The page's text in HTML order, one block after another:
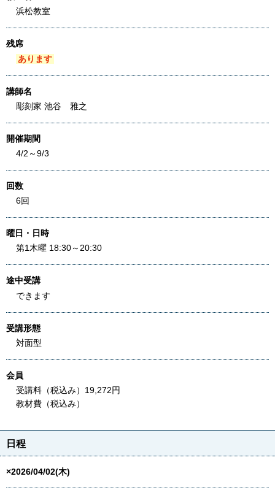
浜松教室
残席
あります
講師名
彫刻家 池谷 雅之
開催期間
4/2～9/3
回数
6回
曜日・日時
第1木曜 18:30～20:30
途中受講
できます
受講形態
対面型
会員
受講料（税込み）19,272円
教材費（税込み）
日程
×2026/04/02(木)